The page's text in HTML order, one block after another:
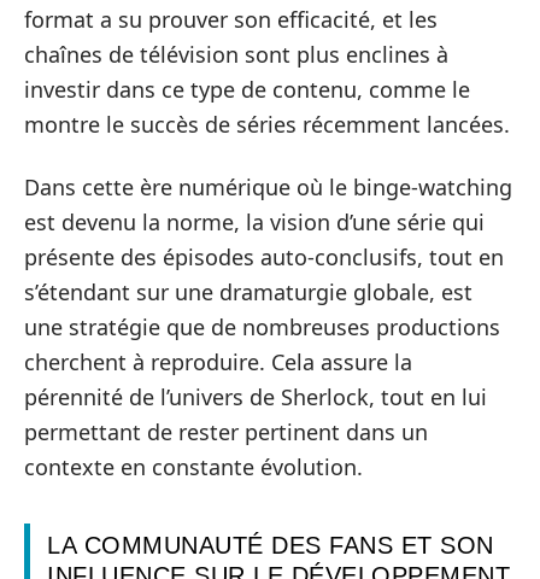
format a su prouver son efficacité, et les
chaînes de télévision sont plus enclines à
investir dans ce type de contenu, comme le
montre le succès de séries récemment lancées.
Dans cette ère numérique où le binge-watching
est devenu la norme, la vision d’une série qui
présente des épisodes auto-conclusifs, tout en
s’étendant sur une dramaturgie globale, est
une stratégie que de nombreuses productions
cherchent à reproduire. Cela assure la
pérennité de l’univers de Sherlock, tout en lui
permettant de rester pertinent dans un
contexte en constante évolution.
LA COMMUNAUTÉ DES FANS ET SON